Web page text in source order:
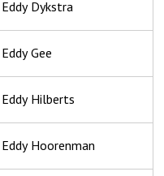
Eddy Dykstra
Eddy Gee
Eddy Hilberts
Eddy Hoorenman